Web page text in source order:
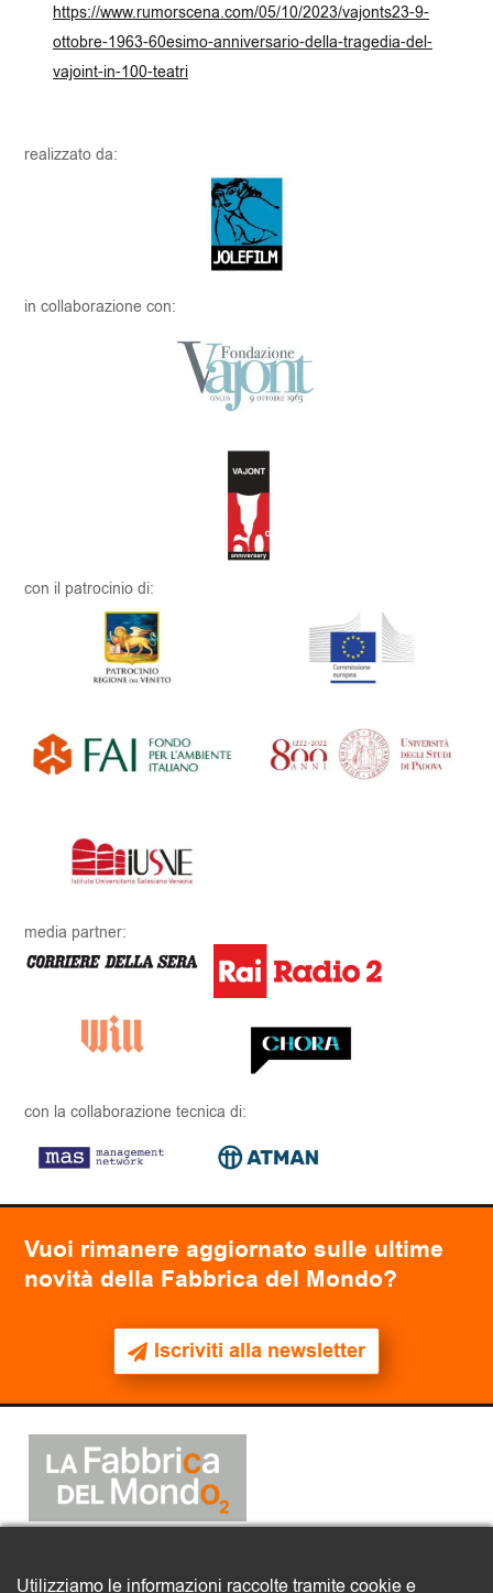
https://www.rumorscena.com/05/10/2023/vajonts23-9-
ottobre-1963-60esimo-anniversario-della-tragedia-del-
vajoint-in-100-teatri
realizzato da:
in collaborazione con:
con il patrocinio di:
media partner:
con la collaborazione tecnica di:
Vuoi rimanere aggiornato sulle ultime
novità della Fabbrica del Mondo?
Iscriviti alla newsletter
Utilizziamo le informazioni raccolte tramite cookie e